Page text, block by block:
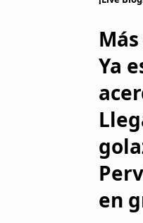
Programación
Ya
en